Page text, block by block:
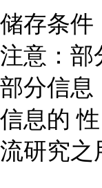
储存条件
注意：部
部分信息
信息的
流研究之